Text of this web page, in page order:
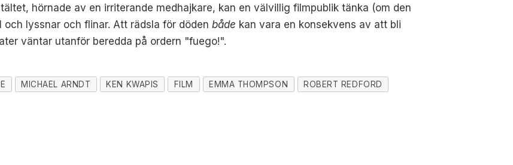
hörnade av en irriterande medhajkare, kan en välvillig filmpublik tänka (om den
lyssnar och flinar. Att rädsla för dödenbåde kan vara en konsekvens av att bli
väntar utanför beredda på ordern "fuego!".
MICHAEL ARNDT KEN KWAPIS FILM EMMA THOMPSON
ROBERT REDFORD